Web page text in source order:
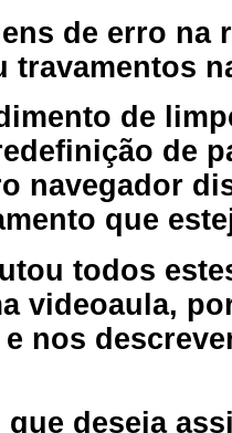
de erro
travamentos
de
de
navegador
que
todos
videoaula,
e nos
deseja